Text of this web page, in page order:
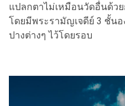
แปลกตาไม่เหมือนวัดอื่นด้ว
โดยมีพระรามัญเจดีย์ 3 ชั้น
ปางต่างๆ ไว้โดยรอบ